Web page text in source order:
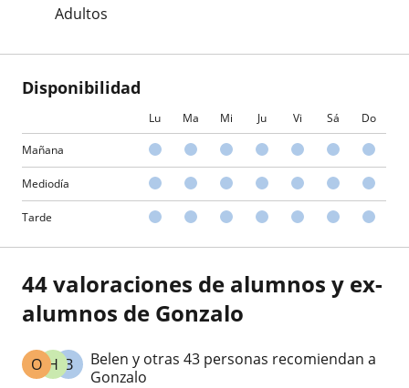
Adultos
Disponibilidad
Lu Ma Mi Ju Vi Sá Do
Mañana
Mediodía
Tarde
44 valoraciones de alumnos y ex-
alumnos de Gonzalo
B
H
O
Belen y otras 43 personas recomiendan a
Gonzalo